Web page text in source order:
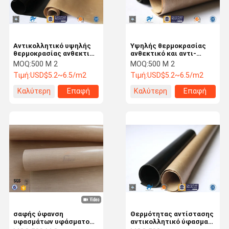
Προϊόντα
Υψηλής θερμοκρασίας
ανθεκτικό και αντι-
κολλώντας ντυμένο
PTFE ύφασμα
φίμπεργκλας
MOQ:500 M 2
Τιμή:USD$5.2~6.5/m2
Καλύτερη
Επαφή
Αντικολλητικό υψηλής
θερμοκρασίας ανθεκτικό
ντυμένο PTFE ύφασμα
φίμπεργκλας
MOQ:500 M 2
Τιμή:USD$5.2~6.5/m2
Καλύτερη
Επαφή
Θερμότητας αντίστασης
αντικολλητικό ύφασμα
σαφής ύφανση
υφασμάτων υφάσματος